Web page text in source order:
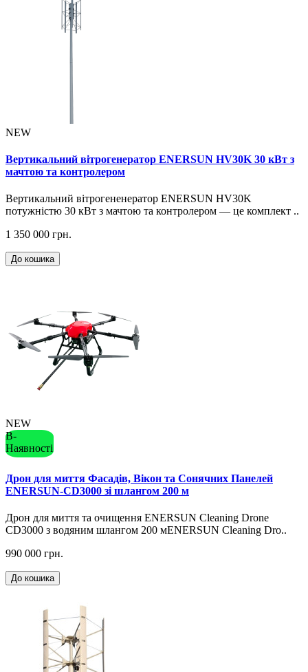
NEW
Вертикальний вітрогенератор ENERSUN HV30K 30 кВт з
мачтою та контролером
Вертикальний вітрогененератор ENERSUN HV30K
потужністю 30 кВт з мачтою та контролером — це комплект ..
1 350 000 грн.
До кошика
NEW
В-
Наявності
Дрон для миття Фасадів, Вікон та Сонячних Панелей
ENERSUN-CD3000 зі шлангом 200 м
Дрон для миття та очищення ENERSUN Cleaning Drone
CD3000 з водяним шлангом 200 мENERSUN Cleaning Dro..
990 000 грн.
До кошика